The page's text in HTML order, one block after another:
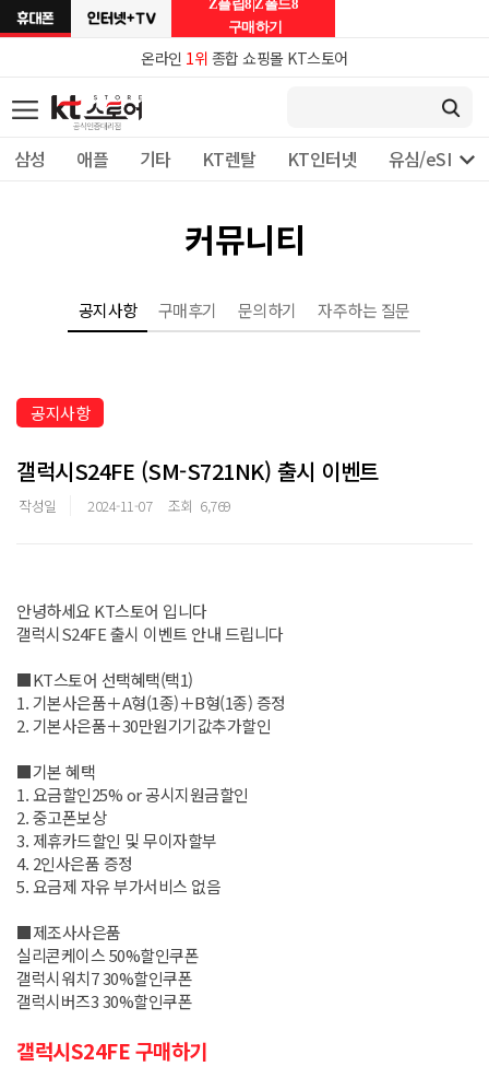
온라인 1위 종합 쇼핑몰 KT스토어
삼성 애플 기타 KT렌탈 KT인터넷 유심/eSIM 개

Z플립8|Z폴드8
구매하기
커뮤니티
공지사항 구매후기 문의하기 자주하는 질문
공지사항
갤럭시S24FE (SM-S721NK) 출시 이벤트
작성일 2024-11-07 조회 6,769
안녕하세요 KT스토어 입니다
갤럭시S24FE 출시 이벤트 안내 드립니다
■KT스토어 선택혜택(택1)
1. 기본사은품＋A형(1종)＋B형(1종) 증정
2. 기본사은품＋30만원기기값추가할인
■기본 혜택
1. 요금할인25% or 공시지원금할인
2. 중고폰보상
3. 제휴카드할인 및 무이자할부
4. 2인사은품 증정
5. 요금제 자유 부가서비스 없음
■제조사사은품
실리콘케이스 50%할인쿠폰
갤럭시워치7 30%할인쿠폰
갤럭시버즈3 30%할인쿠폰
갤럭시S24FE 구매하기